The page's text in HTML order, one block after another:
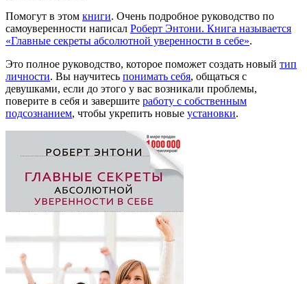
Помогут в этом книги. Очень подробное руководство по
самоуверенности написал Роберт Энтони. Книга называется
«Главные секреты абсолютной уверенности в себе».
Это полное руководство, которое поможет создать новый тип
личности. Вы научитесь понимать себя, общаться с
девушками, если до этого у вас возникали проблемы,
поверите в себя и завершите работу с собственным
подсознанием, чтобы укрепить новые установки.